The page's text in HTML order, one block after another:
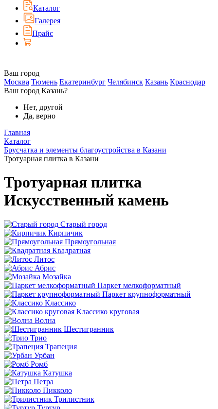
Каталог
Галерея
Прайс
Ваш город
Москва Тюмень Екатеринбург Челябинск Казань Краснодар
Ваш город Казань?
Нет, другой
Да, верно
Главная
Каталог
Брусчатка и элементы благоустройства в Казани
Тротуарная плитка в Казани
Тротуарная плитка
Искусственный камень
Старый город
Кирпичик
Прямоугольная
Квадратная
Литос
Абрис
Мозайка
Паркет мелкоформатный
Паркет крупноформатный
Классико
Классико круговая
Волна
Шестигранник
Трио
Трапеция
Урбан
Ромб
Катушка
Петра
Пикколо
Трилистник